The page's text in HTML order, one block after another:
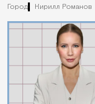
Город Кирилл Романов